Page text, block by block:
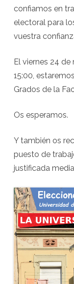
confiamos en
electoral para
vuestra
El viernes 24 de
15:00,
Grados de la
Os esperamos.
Y también os
puesto de
justificada